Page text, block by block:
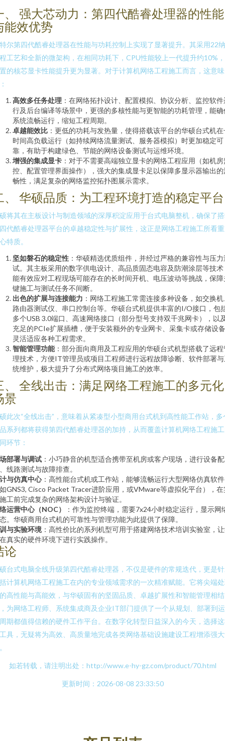
、 强大芯动力：第四代酷睿处理器的性能
能效优势
尔第四代酷睿处理器在性能与功耗控制上实现了显著提升。其采用22
工艺和全新的微架构，在相同功耗下，CPU性能较上一代提升约10%
的核芯显卡性能提升更为显著。对于计算机网络工程施工而言，这意味
高效多任务处理 ：在网络拓扑设计、配置模拟、协议分析、监控软件
行及后台编译等场景中，更强的多核性能与更智能的功耗管理，能确
系统流畅运行，缩短工程周期。
卓越能效比 ：更低的功耗与发热量，使得搭载该平台的华硕台式机在
时间高负载运行（如持续网络流量测试、服务器模拟）时更加稳定可
靠，有助于构建绿色、节能的网络设备测试与运维环境。
增强的集成显卡 ：对于不需要高端独立显卡的网络工程应用（如机房
控、配置管理界面操作），强大的集成显卡足以保障多显示器输出的
畅性，满足复杂的网络监控拓扑图展示需求。
、 华硕品质：为工程环境打造的稳定平台
将其在主板设计与制造领域的深厚积淀应用于台式电脑整机，确保了
代酷睿处理器平台的卓越稳定性与扩展性，这正是网络工程施工所看
特质。
坚如磐石的稳定性 ：华硕精选优质组件，并经过严格的兼容性与压
试。其主板采用的数字供电设计、高品质固态电容及防潮涂层等技术
能有效应对工程现场可能存在的长时间开机、电压波动等挑战，保障
键施工与测试任务不间断。
出色的扩展与连接能力 ：网络工程施工常需连接多种设备，如交换
路由器测试仪、串口控制台等。华硕台式机提供丰富的I/O接口，包
多个USB 3.0端口、高速网络接口（部分型号支持双千兆网卡），以
充足的PCIe扩展插槽，便于安装额外的专业网卡、采集卡或存储设
灵活适应各种工程需求。
智能管理功能：部分面向商用及工程应用的华硕台式机型搭载了远程
理技术，方便IT管理员或项目工程师进行远程故障诊断、软件部署
统维护，极大提升了分布式网络项目施工的效率。
、 全线出击：满足网络工程施工的多元化
景
此次“全线出击”，意味着从紧凑型小型商用台式机到高性能工作站，多
系列都将获得第四代酷睿处理器的加持，从而覆盖计算机网络工程施
环节：
部署与调试 ：小巧静音的机型适合携带至机房或客户现场，进行设备配
线路测试与故障排查。
与仿真中心：高性能台式机或工作站，能够流畅运行大型网络仿真软件
GNS3, Cisco Packet Tracer进阶应用，或VMware等虚拟化平台），在
工前完成复杂的网络架构设计与验证。
运营中心（NOC）
：作为监控终端，需要7x24小时稳定运行，显示网
。华硕商用台式机的可靠性与管理功能为此提供了保障。
与实验环境 ：高性价比的系列机型可用于搭建网络技术培训实验室，
真实的硬件环境下进行实践操作。
论
台式电脑全线升级第四代酷睿处理器，不仅是硬件的常规迭代，更是
计算机网络工程施工在内的专业领域需求的一次精准赋能。它将尖端
高性能与高能效，与华硕固有的坚固品质、卓越扩展性和智能管理相结
为网络工程师、系统集成商及企业IT部门提供了一个从规划、部署到
期都值得信赖的硬件工作平台。在数字化转型日益深入的今天，选择
具，无疑将为高效、高质量地完成各类网络基础设施建设工程增添强
如若转载，请注明出处：http://www.e-hy-gz.com/product/70.html
更新时间：2026-08-08 23:33:50